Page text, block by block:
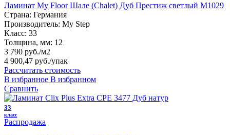
Ламинат My Floor Шале (Chalet) Дуб Престиж светлый M1029
Страна: Германия
Производитель: My Step
Класс: 33
Толщина, мм: 12
3 790 руб./м2
4 900,47 руб./упак
Рассчитать стоимость
В избранное В избранном
Сравнить
33
класс
Распродажа